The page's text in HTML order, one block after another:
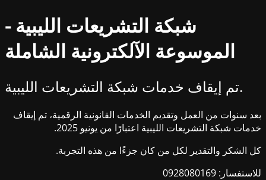
شبكة التشريعات الليبية -
الموسوعة الآلكترونية الشاملة
تم إيقاف خدمات شبكة التشريعات الليبية.
بعد سنوات من العمل وتقديم الخدمات القانونية الرقمية، تم إيقاف
خدمات شبكة التشريعات الليبية اعتبارًا من يونيو 2025.
كل الشكر والتقدير لكل من كان جزءًا من هذه التجربة.
للاستفسار: 0928080169